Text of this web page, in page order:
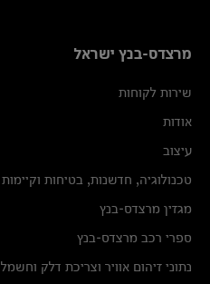
מרצדס-בנץ ישראל
שירות לקוחות
אודות
עיצוב
טכנולוגיה, חדשנות, בטיחות וקיימות
מגזין מרצדס-בנץ
ספרי רכב מרצדס-בנץ
נתוני זיהום אוויר וצריכת דלק וחשמל